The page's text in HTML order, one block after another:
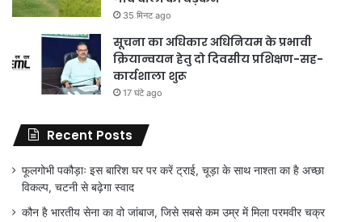
35 मिनट ago
सूचना का अधिकार अधिनियम के प्रभावी
क्रियान्वयन हेतु दो दिवसीय प्रशिक्षण-सह-
कार्यशाला शुरू
17 घंटे ago
Recent Posts
फूलगोभी पकौड़ाः इस बारिश घर पर करें ट्राई, चूड़ा के साथ नाश्ता का है अच्छा
विकल्प, चटनी से बढ़ेगा स्वाद
कौन है भारतीय सेना का वो जांबाज, जिसे सबसे कम उम्र में मिला परमवीर चक्र